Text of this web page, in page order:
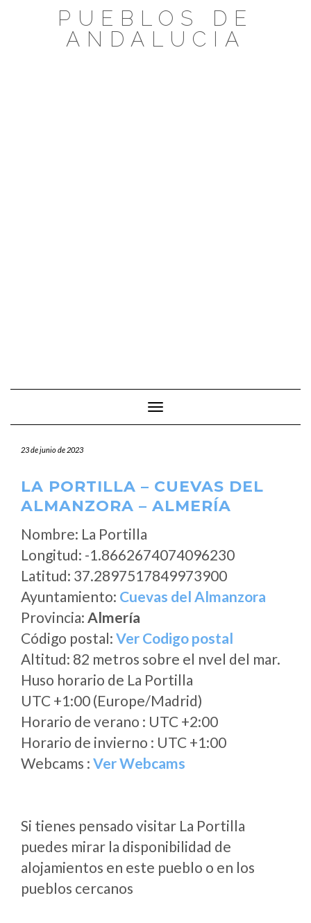
PUEBLOS DE
ANDALUCIA
Cambiar modo de navegación
23 de junio de 2023
LA PORTILLA – CUEVAS DEL
ALMANZORA – ALMERÍA
Nombre: La Portilla
Longitud: -1.8662674074096230
Latitud: 37.2897517849973900
Ayuntamiento: Cuevas del Almanzora
Provincia: Almería
Código postal: Ver Codigo postal
Altitud: 82 metros sobre el nvel del mar.
Huso horario de La Portilla
UTC +1:00 (Europe/Madrid)
Horario de verano : UTC +2:00
Horario de invierno : UTC +1:00
Webcams : Ver Webcams
Si tienes pensado visitar La Portilla
puedes mirar la disponibilidad de
alojamientos en este pueblo o en los
pueblos cercanos